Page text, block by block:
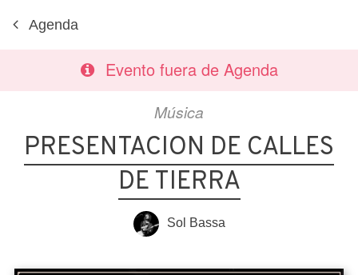
Agenda
Evento fuera de Agenda
Música
PRESENTACION DE CALLES
DE TIERRA
Sol Bassa